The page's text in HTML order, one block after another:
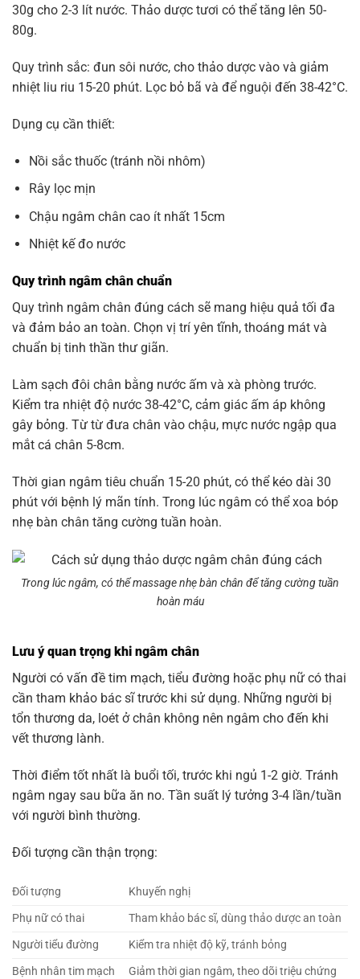
30g cho 2-3 lít nước. Thảo dược tươi có thể tăng lên 50-
80g.
Quy trình sắc: đun sôi nước, cho thảo dược vào và giảm
nhiệt liu riu 15-20 phút. Lọc bỏ bã và để nguội đến 38-42°C.
Dụng cụ cần thiết:
Nồi sắc thuốc (tránh nồi nhôm)
Rây lọc mịn
Chậu ngâm chân cao ít nhất 15cm
Nhiệt kế đo nước
Quy trình ngâm chân chuẩn
Quy trình ngâm chân đúng cách sẽ mang hiệu quả tối đa
và đảm bảo an toàn. Chọn vị trí yên tĩnh, thoáng mát và
chuẩn bị tinh thần thư giãn.
Làm sạch đôi chân bằng nước ấm và xà phòng trước.
Kiểm tra nhiệt độ nước 38-42°C, cảm giác ấm áp không
gây bỏng. Từ từ đưa chân vào chậu, mực nước ngập qua
mắt cá chân 5-8cm.
Thời gian ngâm tiêu chuẩn 15-20 phút, có thể kéo dài 30
phút với bệnh lý mãn tính. Trong lúc ngâm có thể xoa bóp
nhẹ bàn chân tăng cường tuần hoàn.
Trong lúc ngâm, có thể massage nhẹ bàn chân để tăng cường tuần
hoàn máu
Lưu ý quan trọng khi ngâm chân
Người có vấn đề tim mạch, tiểu đường hoặc phụ nữ có thai
cần tham khảo bác sĩ trước khi sử dụng. Những người bị
tổn thương da, loét ở chân không nên ngâm cho đến khi
vết thương lành.
Thời điểm tốt nhất là buổi tối, trước khi ngủ 1-2 giờ. Tránh
ngâm ngay sau bữa ăn no. Tần suất lý tưởng 3-4 lần/tuần
với người bình thường.
Đối tượng cần thận trọng:
Đối tượng
Khuyến nghị
Phụ nữ có thai
Tham khảo bác sĩ, dùng thảo dược an toàn
Người tiểu đường
Kiểm tra nhiệt độ kỹ, tránh bỏng
Bệnh nhân tim mạch
Giảm thời gian ngâm, theo dõi triệu chứng